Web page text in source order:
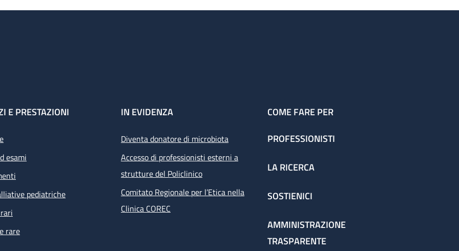
E PRESTAZIONI
esami
pediatriche
rare
IN EVIDENZA
Diventa donatore di microbiota
Accesso di professionisti esterni a
strutture del Policlinico
Comitato Regionale per l’Etica nella
Clinica COREC
COME FARE PER
PROFESSIONISTI
LA RICERCA
SOSTIENICI
AMMINISTRAZIONE
TRASPARENTE